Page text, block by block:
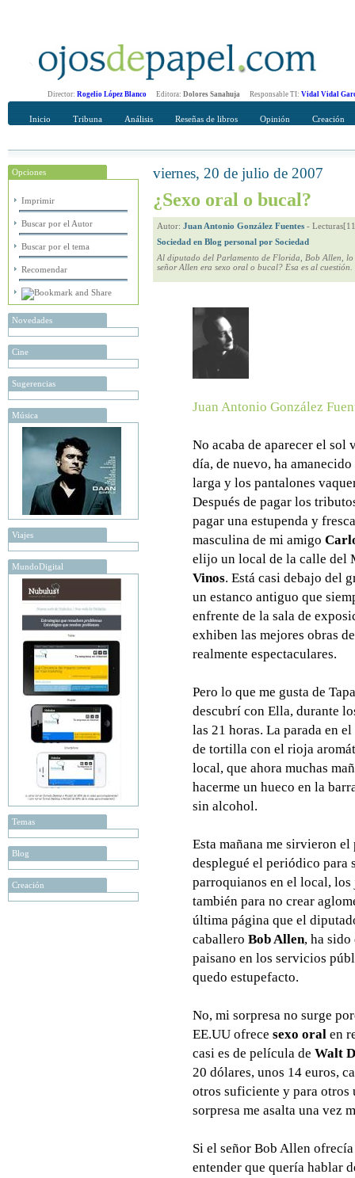
Director: Rogelio López Blanco Editora: Dolores Sanahuja Responsable TI: Vidal Vidal
Inicio Tribuna Análisis Reseñas de libros Opinión Creación
Opciones
Imprimir
Buscar por el Autor
Buscar por el tema
Recomendar
Novedades
Cine
Sugerencias
Música
Viajes
MundoDigital
Temas
Blog
Creación
Recomendar
viernes, 20 de julio de 2007
¿Sexo oral o bucal?
Autor: Juan Antonio González Fuentes -
Sociedad en Blog personal por Sociedad
Al diputado del Parlamento de Florida, Bob Allen,
señor Allen era sexo oral o bucal? Esa es al cuestión.
Juan Antonio González
No acaba de aparecer el sol
día, de nuevo, ha
larga y los pantalones
Después de pagar los
pagar una estupenda y
masculina de mi amigo
elijo un local de la calle del
Vinos. Está casi debajo del
un estanco antiguo que
enfrente de la sala de
exhiben las mejores obras
realmente espectaculares.
Pero lo que me gusta de
descubrí con Ella, durante
las 21 horas. La parada en
de tortilla con el rioja
local, que ahora muchas
hacerme un hueco en la
sin alcohol.
Esta mañana me sirvieron
desplegué el periódico para
parroquianos en el local, los
también para no crear
última página que el
caballero Bob Allen, ha
paisano en los servicios
quedo estupefacto.
No, mi sorpresa no surge
EE.UU ofrece sexo oral en
casi es de película de Walt
20 dólares, unos 14 euros,
otros suficiente y para
sorpresa me asalta una vez
Si el señor Bob Allen
entender que quería hablar